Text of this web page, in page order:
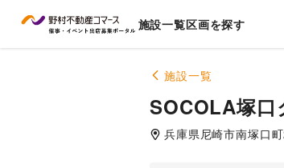
施設一覧区画を探す
施設一覧
SOCOLA塚口
兵庫県尼崎市南塚口